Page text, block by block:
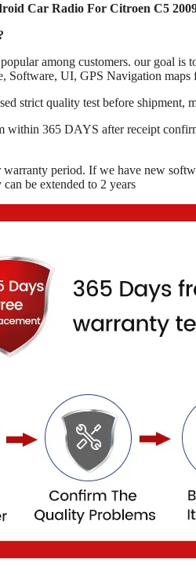
Car Radio For Citroen C5
among customers. our goal
Software, UI, GPS Navigation maps
strict quality test before shipment,
within 365 DAYS after receipt
warranty period. If we have new
be extended to 2 years